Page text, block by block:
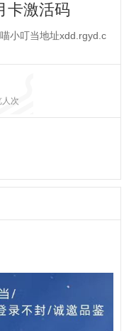
卡激活码
小叮当地址xdd.rgyd.c
人次